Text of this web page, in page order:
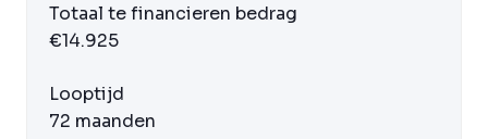
Totaal te financieren bedrag
€14.925
Looptijd
72 maanden